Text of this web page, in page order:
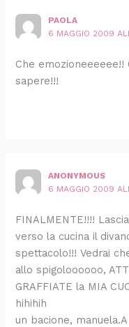
PAOLA
6 MAGGIO 2009
Che emozioneeeeee!!
sapere!!!
ANONYMOUS
6 MAGGIO 2009
FINALMENTE!!!!
verso la cucina il
spettacolo!!! Vedrai
allo spigoloooooo,
GRAFFIATE la MIA
hihihih
un bacione, manuela.A